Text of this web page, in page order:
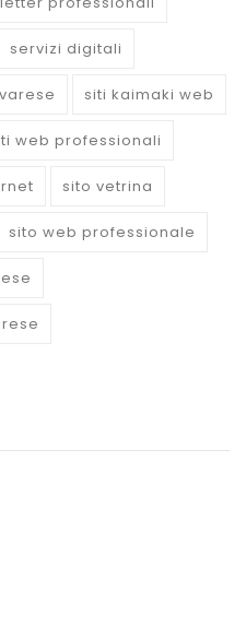
servizi digitali
siti kaimaki web
web professionali
sito vetrina
sito web professionale